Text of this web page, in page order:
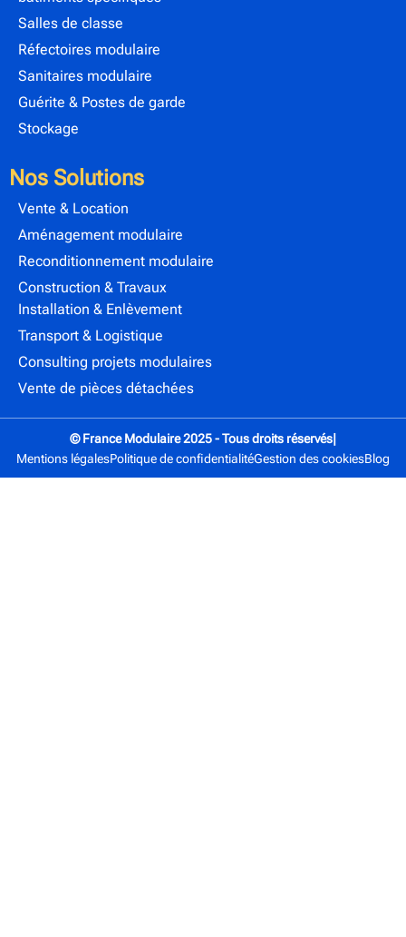
Salles de classe
Réfectoires modulaire
Sanitaires modulaire
Guérite & Postes de garde
Stockage
Nos Solutions
Vente & Location
Aménagement modulaire
Reconditionnement modulaire
Construction & Travaux
Installation & Enlèvement
Transport & Logistique
Consulting projets modulaires
Vente de pièces détachées
© France Modulaire 2025 - Tous droits réservés
Mentions légalesPolitique de confidentialitéGestion des cookiesBlog